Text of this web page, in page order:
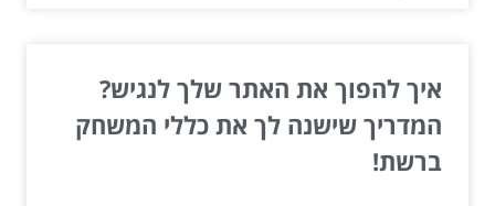
איך להפוך את האתר שלך לנגיש?
המדריך שישנה לך את כללי המשחק
ברשת!